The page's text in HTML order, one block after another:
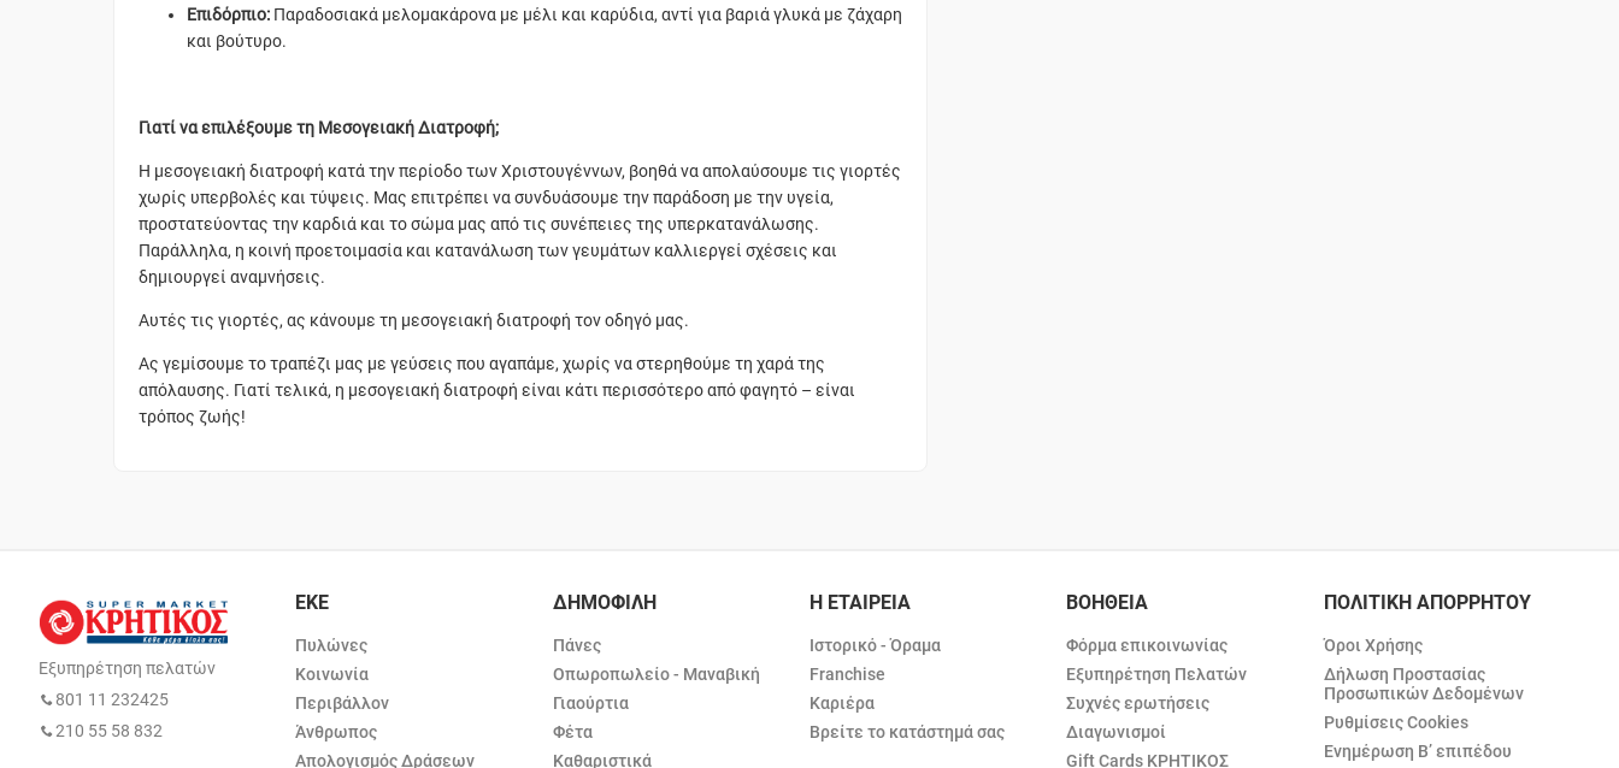
Επιδόρπιο: Παραδοσιακά μελομακάρονα με μέλι και καρύδια, αντί για βαριά γλυκά με ζάχαρη
και βούτυρο.
Γιατί να επιλέξουμε τη Μεσογειακή Διατροφή;
Η μεσογειακή διατροφή κατά την περίοδο των Χριστουγέννων, βοηθά να απολαύσουμε τις γιορτές
χωρίς υπερβολές και τύψεις. Μας επιτρέπει να συνδυάσουμε την παράδοση με την υγεία,
προστατεύοντας την καρδιά και το σώμα μας από τις συνέπειες της υπερκατανάλωσης.
Παράλληλα, η κοινή προετοιμασία και κατανάλωση των γευμάτων καλλιεργεί σχέσεις και
δημιουργεί αναμνήσεις.
Αυτές τις γιορτές, ας κάνουμε τη μεσογειακή διατροφή τον οδηγό μας.
Ας γεμίσουμε το τραπέζι μας με γεύσεις που αγαπάμε, χωρίς να στερηθούμε τη χαρά της
απόλαυσης. Γιατί τελικά, η μεσογειακή διατροφή είναι κάτι περισσότερο από φαγητό – είναι
τρόπος ζωής!
Εξυπηρέτηση πελατών
801 11 232425
210 55 58 832
ΕΚΕ
Πυλώνες
Κοινωνία
Περιβάλλον
Άνθρωπος
Απολογισμός Δράσεων
ΔΗΜΟΦΙΛΗ
Πάνες
Οπωροπωλείο - Μαναβική
Γιαούρτια
Φέτα
Καθαριστικά
Η ΕΤΑΙΡΕΙΑ
Ιστορικό - Όραμα
Franchise
Καριέρα
Βρείτε το κατάστημά σας
ΒΟΗΘΕΙΑ
Φόρμα επικοινωνίας
Εξυπηρέτηση Πελατών
Συχνές ερωτήσεις
Διαγωνισμοί
Gift Cards ΚΡΗΤΙΚΟΣ
ΠΟΛΙΤΙΚΗ ΑΠΟΡΡΗΤΟΥ
Όροι Χρήσης
Δήλωση Προστασίας
Προσωπικών Δεδομένων
Ρυθμίσεις Cookies
Ενημέρωση Β’ επιπέδου